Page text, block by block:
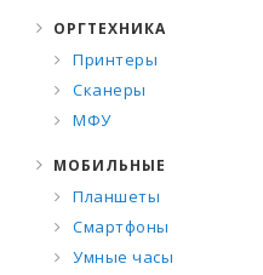
ОРГТЕХНИКА
Принтеры
Сканеры
МФУ
МОБИЛЬНЫЕ
Планшеты
Смартфоны
Умные часы